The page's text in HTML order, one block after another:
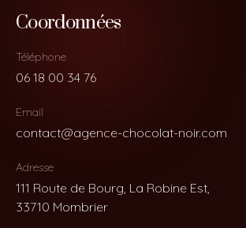
Coordonnées
Téléphone
06 18 00 34 76
Email
contact@agence-chocolat-noir.com
Adresse
111 Route de Bourg, La Robine Est,
33710 Mombrier
Coordonnées
Téléphone
06 18 00 34 76
Email
contact@agence-chocolat-noir.com
Adresse
111 Route de Bourg, La Robine Est,
33710 Mombrier